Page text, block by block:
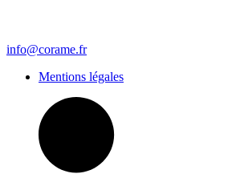
info@corame.fr
Mentions légales